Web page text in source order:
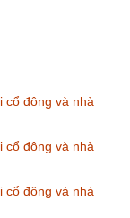
cổ đông và nhà
cổ đông và nhà
cổ đông và nhà